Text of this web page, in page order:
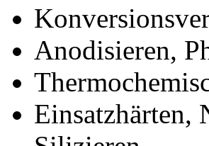
Anodisieren,
Einsatzhärten,